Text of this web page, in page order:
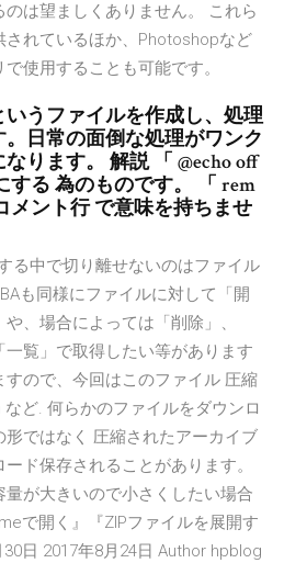
のは望ましくありません。 これら
されているほか、Photoshopなど
使用することも可能です。
いうファイルを作成し、処理
日常の面倒な処理がワンク
ります。 解説 「 @echo off
する 為のものです。 「 rem
メント行 で意味を持ちませ
る中で切り離せないのはファイル
も同様にファイルに対して「開
、場合によっては「削除」、
一覧」で取得したい等があります
ので、今回はこのファイル 圧縮
ど. 何らかのファイルをダウンロ
ではなく 圧縮されたアーカイブ
ード保存されることがあります。
が大きいので小さくしたい場合
で開く』『ZIPファイルを展開す
日 2017年8月24日 Author hpblog